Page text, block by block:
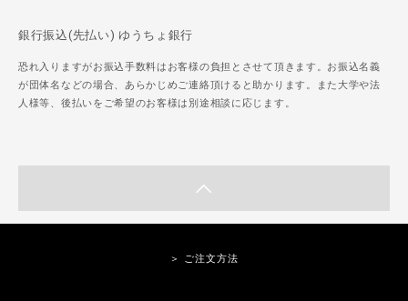
銀行振込(先払い) ゆうちょ銀行
恐れ入りますがお振込手数料はお客様の負担とさせて頂きます。お振込名義
が団体名などの場合、あらかじめご連絡頂けると助かります。また大学や法
人様等、後払いをご希望のお客様は別途相談に応じます。
＞ ご注文方法